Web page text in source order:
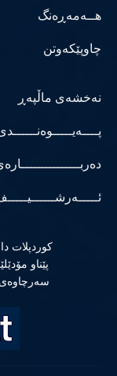
هــەمەڕەنگ
چاوپێکەوتن
نەخشەی ماڵپەڕ
كوردپلات
پێناو
سەرچاوەی